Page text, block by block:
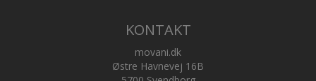
KONTAKT
movani.dk
Østre Havnevej 16B